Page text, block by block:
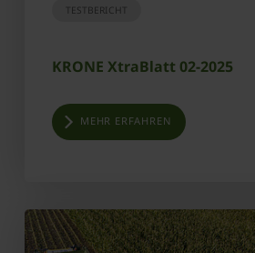
TESTBERICHT
KRONE XtraBlatt 02-2025
MEHR ERFAHREN